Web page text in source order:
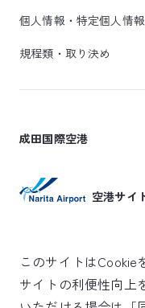
個人情報・特定個人情
規程類・取り決め
成田国際空港
空港サイ
SKYTRAX
このサイトはCookie
サイトの利便性向上